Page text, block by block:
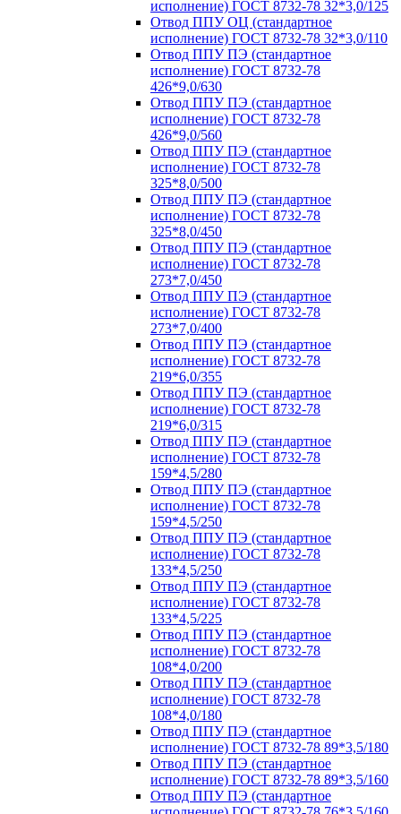
исполнение) ГОСТ 8732-78 32*3,0/125
Отвод ППУ ОЦ (стандартное
исполнение) ГОСТ 8732-78 32*3,0/110
Отвод ППУ ПЭ (стандартное
исполнение) ГОСТ 8732-78
426*9,0/630
Отвод ППУ ПЭ (стандартное
исполнение) ГОСТ 8732-78
426*9,0/560
Отвод ППУ ПЭ (стандартное
исполнение) ГОСТ 8732-78
325*8,0/500
Отвод ППУ ПЭ (стандартное
исполнение) ГОСТ 8732-78
325*8,0/450
Отвод ППУ ПЭ (стандартное
исполнение) ГОСТ 8732-78
273*7,0/450
Отвод ППУ ПЭ (стандартное
исполнение) ГОСТ 8732-78
273*7,0/400
Отвод ППУ ПЭ (стандартное
исполнение) ГОСТ 8732-78
219*6,0/355
Отвод ППУ ПЭ (стандартное
исполнение) ГОСТ 8732-78
219*6,0/315
Отвод ППУ ПЭ (стандартное
исполнение) ГОСТ 8732-78
159*4,5/280
Отвод ППУ ПЭ (стандартное
исполнение) ГОСТ 8732-78
159*4,5/250
Отвод ППУ ПЭ (стандартное
исполнение) ГОСТ 8732-78
133*4,5/250
Отвод ППУ ПЭ (стандартное
исполнение) ГОСТ 8732-78
133*4,5/225
Отвод ППУ ПЭ (стандартное
исполнение) ГОСТ 8732-78
108*4,0/200
Отвод ППУ ПЭ (стандартное
исполнение) ГОСТ 8732-78
108*4,0/180
Отвод ППУ ПЭ (стандартное
исполнение) ГОСТ 8732-78 89*3,5/180
Отвод ППУ ПЭ (стандартное
исполнение) ГОСТ 8732-78 89*3,5/160
Отвод ППУ ПЭ (стандартное